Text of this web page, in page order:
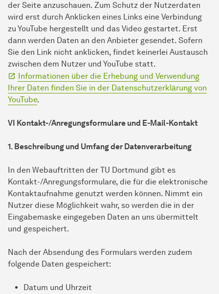
der Seite anzuschauen. Zum Schutz der Nutzerdaten
wird erst durch Anklicken eines Links eine Verbindung
zu YouTube hergestellt und das Video gestartet. Erst
dann werden Daten an den Anbieter gesendet. Sofern
Sie den Link nicht anklicken, findet keinerlei Austausch
zwischen dem Nutzer und YouTube statt.
Informationen über die Erhebung und Verwendung
Ihrer Daten finden Sie in der Datenschutzerklärung von
YouTube.
VI Kontakt-/Anregungsformulare und E-Mail-Kontakt
1. Beschreibung und Umfang der Datenverarbeitung
In den Webauftritten der TU Dortmund gibt es
Kontakt-/Anregungsformulare, die für die elektronische
Kontaktaufnahme genutzt werden können. Nimmt ein
Nutzer diese Möglichkeit wahr, so werden die in der
Eingabemaske eingegeben Daten an uns übermittelt
und gespeichert.
Nach der Absendung des Formulars werden zudem
folgende Daten gespeichert:
Datum und Uhrzeit